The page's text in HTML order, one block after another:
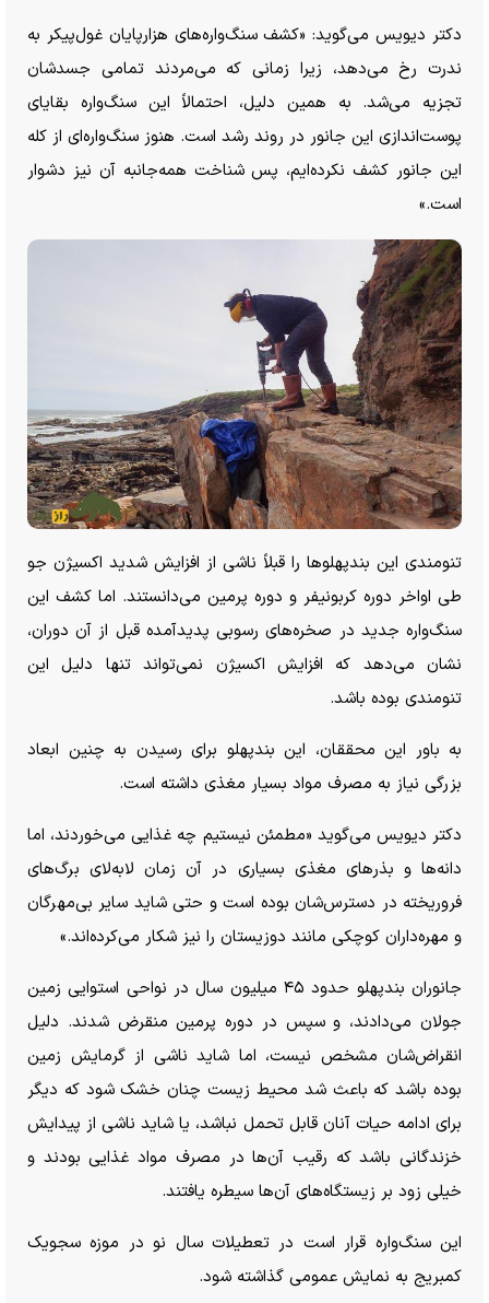
دکتر دیویس می‌گوید: «کشف سنگ‌واره‌های هزارپایان غول‌پیکر به
ندرت رخ می‌دهد، زیرا زمانی که می‌مردند تمامی جسدشان
تجزیه می‌شد. به همین دلیل، احتمالاً این سنگ‌واره بقایای
پوست‌اندازی این جانور در روند رشد است. هنوز سنگ‌واره‌ای از کله
این جانور کشف نکرده‌ایم، پس شناخت همه‌جانبه آن نیز دشوار
است.»
تنومندی این بندپهلو‌ها را قبلاً ناشی از افزایش شدید اکسیژن جو
طی اواخر دوره کربونیفر و دوره پرمین می‌دانستند. اما کشف این
سنگ‌واره جدید در صخره‌های رسوبی پدیدآمده قبل از آن دوران،
نشان می‌دهد که افزایش اکسیژن نمی‌تواند تنها دلیل این
تنومندی بوده باشد.
به باور این محققان، این بندپهلو برای رسیدن به چنین ابعاد
بزرگی نیاز به مصرف مواد بسیار مغذی داشته است.
دکتر دیویس می‌گوید «مطمئن نیستیم چه غذایی می‌خوردند، اما
دانه‌ها و بذر‌های مغذی بسیاری در آن زمان لابه‌لای برگ‌های
فروریخته در دسترس‌شان بوده است و حتی شاید سایر بی‌مهرگان
و مهره‌داران کوچکی مانند دوزیستان را نیز شکار می‌کرده‌اند.»
جانوران بندپهلو حدود ۴۵ میلیون سال در نواحی استوایی زمین
جولان می‌دادند، و سپس در دوره پرمین منقرض شدند. دلیل
انقراض‌شان مشخص نیست، اما شاید ناشی از گرمایش زمین
بوده باشد که باعث شد محیط زیست چنان خشک شود که دیگر
برای ادامه حیات آنان قابل تحمل نباشد، یا شاید ناشی از پیدایش
خزندگانی باشد که رقیب آن‌ها در مصرف مواد غذایی بودند و
خیلی زود بر زیستگاه‌های آن‌ها سیطره یافتند.
این سنگ‌واره قرار است در تعطیلات سال نو در موزه سجویک
کمبریج به نمایش عمومی گذاشته شود.